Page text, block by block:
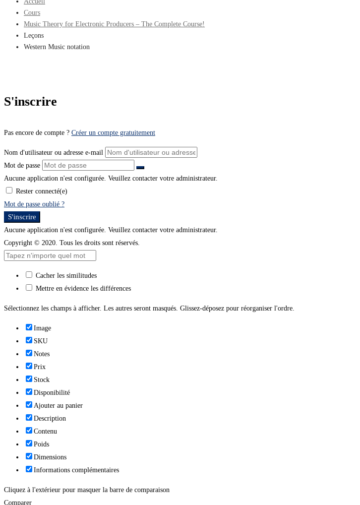
Cours
Music Theory for Electronic Producers – The Complete Course!
Leçons
Western Music notation
S'inscrire
Pas encore de compte ? Créer un compte gratuitement
Nom d'utilisateur ou adresse e-mail
Mot de passe
Aucune application n'est configurée. Veuillez contacter votre administrateur.
Rester connecté(e)
Mot de passe oublié ?
S'inscrire
Aucune application n'est configurée. Veuillez contacter votre administrateur.
Copyright © 2020. Tous les droits sont réservés.
Cacher les similitudes
Mettre en évidence les différences
Sélectionnez les champs à afficher. Les autres seront masqués. Glissez-déposez pour réorganiser l'ordre.
Image
SKU
Notes
Prix
Stock
Disponibilité
Ajouter au panier
Description
Contenu
Poids
Dimensions
Informations complémentaires
Cliquez à l'extérieur pour masquer la barre de comparaison
Comparer